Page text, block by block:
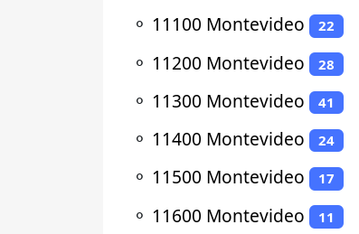
⚬ 11100 Montevideo 22
⚬ 11200 Montevideo 28
⚬ 11300 Montevideo 41
⚬ 11400 Montevideo 24
⚬ 11500 Montevideo 17
⚬ 11600 Montevideo 11